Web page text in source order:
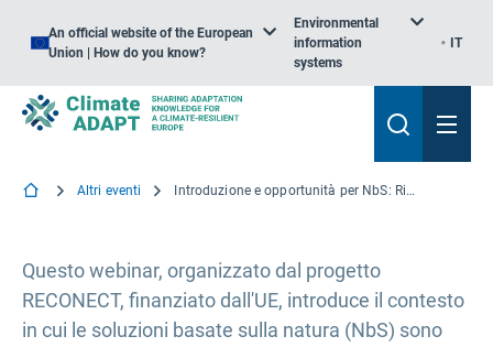
An official website of the European
Union | How do you know?
Environmental
information
systems
IT
Altri eventi Introduzione e opportunità per NbS: Riflessioni dal progetto RECONECT
Questo webinar, organizzato dal progetto
RECONECT, finanziato dall'UE, introduce il contesto
in cui le soluzioni basate sulla natura (NbS) sono